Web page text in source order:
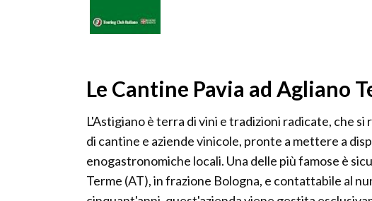
Le Cantine Pavia ad Agliano
L'Astigiano è terra di vini e tradizioni radicate, che
di cantine e aziende vinicole, pronte a mettere a
enogastronomiche locali. Una delle più famose è
Terme (AT), in frazione Bologna, e contattabile al